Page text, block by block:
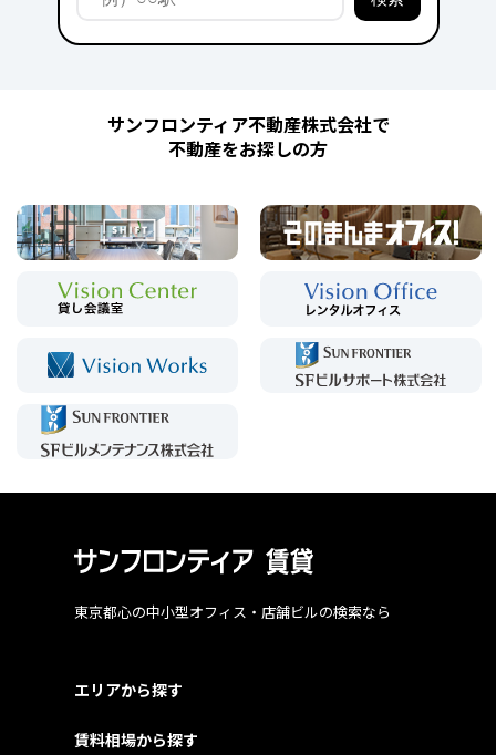
サンフロンティア不動産株式会社で
不動産をお探しの方
東京都心の中小型オフィス・店舗ビルの検索なら
エリアから探す
賃料相場から探す